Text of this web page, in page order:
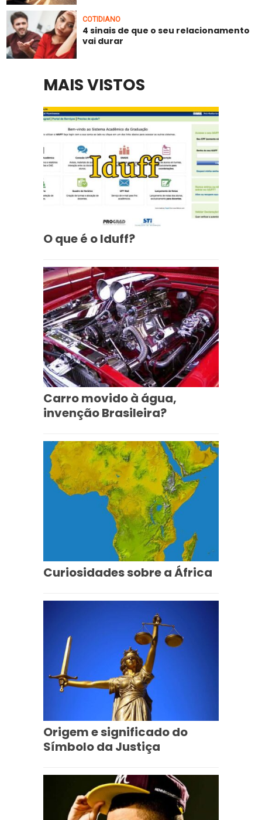
COTIDIANO
4 sinais de que o seu relacionamento
vai durar
MAIS VISTOS
O que é o Iduff?
Carro movido à água,
invenção Brasileira?
Curiosidades sobre a África
Origem e significado do
Símbolo da Justiça